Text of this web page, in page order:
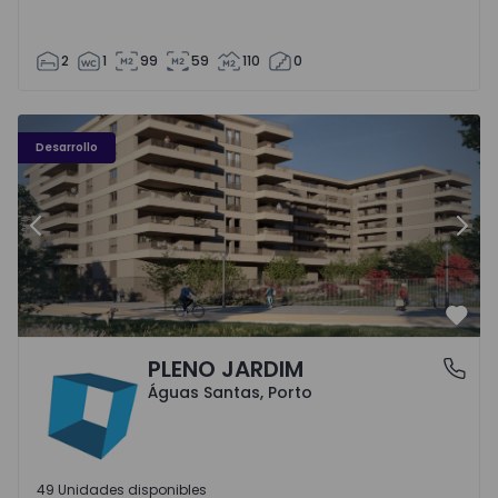
2 1 99 59 110 0
Desarrollo
PLENO JARDIM - 3
Anterior
Águas Santas, PortoPLENO JARDIM
Águas Santas, Porto
49 Unidades disponibles